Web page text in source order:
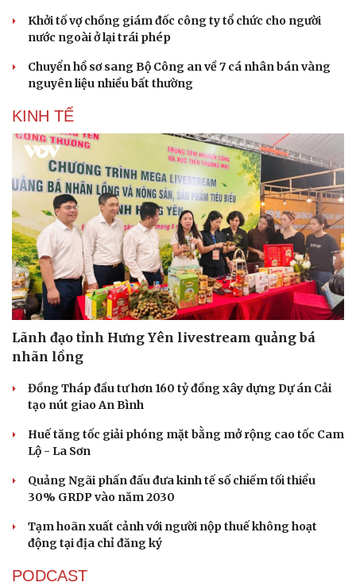
Du lịch
Tư vấn
Săn Tour
check-in
Podcast
Câu chuyện thời sự
Đọc truyện đêm khuya
Cửa sổ tình yêu
Kể chuyện cho bé
Hạt giống tâm hồn
Khởi tố vợ chồng giám đốc công ty tổ chức cho người
nước ngoài ở lại trái phép
Chuyển hồ sơ sang Bộ Công an về 7 cá nhân bán vàng
nguyên liệu nhiều bất thường
KINH TẾ
Lãnh đạo tỉnh Hưng Yên livestream quảng bá
nhãn lồng
Đồng Tháp đầu tư hơn 160 tỷ đồng xây dựng Dự án Cải
tạo nút giao An Bình
Huế tăng tốc giải phóng mặt bằng mở rộng cao tốc Cam
Lộ - La Sơn
Quảng Ngãi phấn đấu đưa kinh tế số chiếm tối thiểu
30% GRDP vào năm 2030
Tạm hoãn xuất cảnh với người nộp thuế không hoạt
động tại địa chỉ đăng ký
PODCAST